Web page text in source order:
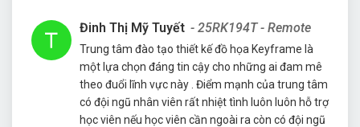
Đinh Thị Mỹ Tuyết - 25RK194T - Remote
Trung tâm đào tạo thiết kế đồ họa Keyframe là
một lựa chọn đáng tin cậy cho những ai đam mê
theo đuổi lĩnh vực này . Điểm mạnh của trung tâm
có đội ngũ nhân viên rất nhiệt tình luôn luôn hỗ trợ
học viên nếu học viên cần ngoài ra còn có đội ngũ